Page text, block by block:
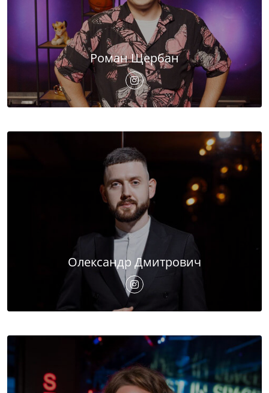
Роман Щербан
Олександр Дмитрович